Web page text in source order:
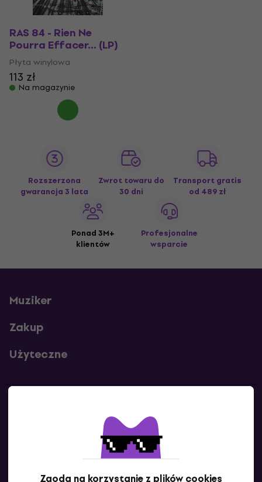
Zgoda na korzystanie z plików cookies
RAS 84 - Rien Ne
Pourra Effacer... (LP)
Płyta winylowa
113 zł
Na magazynie
Rozszerzona
gwarancja 3 lata
Zwrot towaru do
30 dni
Transport gratis
od 489 zł
Ponad 3M+
klientów
Profesjonalne
wsparcie
Muziker
Zakup
Użyteczne
Skontaktuj się z nami